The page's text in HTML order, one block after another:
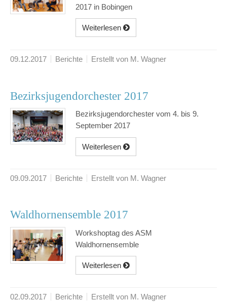
2017 in Bobingen
Weiterlesen
09.12.2017 Berichte Erstellt von M. Wagner
Bezirksjugendorchester 2017
Bezirksjugendorchester vom 4. bis 9.
September 2017
Weiterlesen
09.09.2017 Berichte Erstellt von M. Wagner
Waldhornensemble 2017
Workshoptag des ASM
Waldhornensemble
Weiterlesen
02.09.2017 Berichte Erstellt von M. Wagner